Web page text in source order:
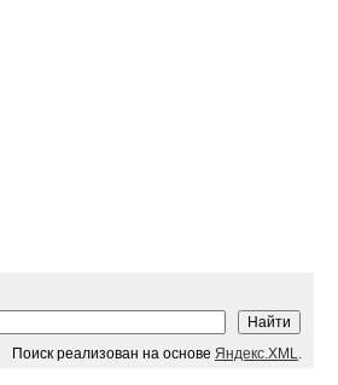
Поиск реализован на основе Яндекс.XML.